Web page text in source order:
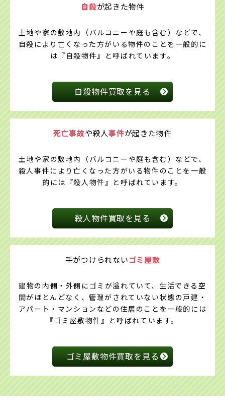
自殺が起きた物件
土地や家の敷地内（バルコニーや庭も含む）などで、
自殺により亡くなった方がいる物件のことを一般的に
は『自殺物件』と呼ばれています。
自殺物件買取を見る
死亡事故や殺人事件が起きた物件
土地や家の敷地内（バルコニーや庭も含む）などで、
殺人事件により亡くなった方がいる物件のことを一般
的には『殺人物件』と呼ばれています。
殺人物件買取を見る
手がつけられないゴミ屋敷
建物の内側・外側にゴミが溢れていて、生活できる空
間がほとんどなく、管理がされていない状態の戸建・
アパート・マンションなどの住居のことを一般的には
『ゴミ屋敷物件』と呼ばれています。
ゴミ屋敷物件買取を見る